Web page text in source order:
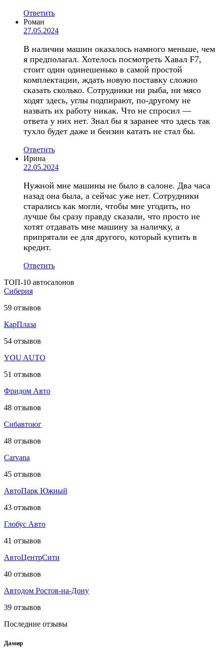
Ответить
Роман
27.05.2024
В наличии машин оказалось намного меньше, чем
я предполагал. Хотелось посмотреть Хавал F7,
стоит один одинешенько в самой простой
комплектации, ждать новую поставку сложно
сказать сколько. Сотрудники ни рыба, ни мясо
ходят здесь, углы подпирают, по-другому не
назвать их работу никак. Что не спросил —
ответа у них нет. Знал бы я заранее что здесь так
тухло будет даже и бензин катать не стал бы.
Ответить
Ирина
22.05.2024
Нужной мне машины не было в салоне. Два часа
назад она была, а сейчас уже нет. Сотрудники
старались как могли, чтобы мне угодить, но
лучше бы сразу правду сказали, что просто не
хотят отдавать мне машину за наличку, а
припрятали ее для другого, который купить в
кредит.
Ответить
ТОП-10 автосалонов
Сиберия
59 отзывов
КарПлаза
54 отзывов
YOU AUTO
51 отзывов
Фридом Авто
48 отзывов
Сибавтоюг
48 отзывов
Carvana
45 отзывов
АвтоПарк Южный
43 отзывов
Глобус Авто
41 отзывов
АвтоЦентрСити
40 отзывов
Автодом Ростов-на-Дону
39 отзывов
Последние отзывы
Дамир